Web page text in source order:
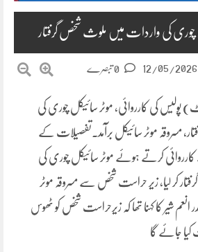
چوری کی واردات میں ملوث شخص گرفتار
12/05/2026
پولیس کی کارروائی، موٹر سائیکل چوری کی
مسروقہ موٹر سائیکل برآمد۔تفصیلات کے
کرتے ہوئے موٹر سائیکل چوری کی
کر لیا، زیر حراست شخص سے مسروقہ موٹر
انعم شیر کا کہنا تھا کہ زیرحراست شخص کو ٹھوس
کیا جائے گا